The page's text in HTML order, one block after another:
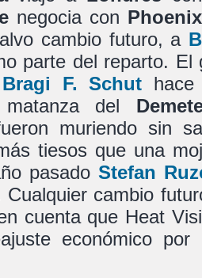
negocia con
cambio futuro, a
parte del reparto. El
Bragi F. Schut
del
muriendo sin
tiesos que una
pasadoStefan
Cualquier cambio
cuenta que Heat
económico